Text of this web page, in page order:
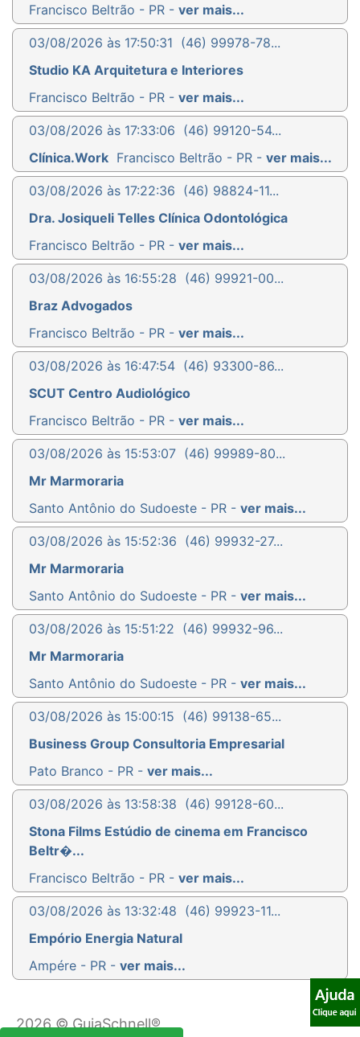
Francisco Beltrão - PR - ver mais...
03/08/2026 às 17:50:31 (46) 99978-78...
Studio KA Arquitetura e Interiores
Francisco Beltrão - PR - ver mais...
03/08/2026 às 17:33:06 (46) 99120-54...
Clínica.Work Francisco Beltrão - PR - ver mais...
03/08/2026 às 17:22:36 (46) 98824-11...
Dra. Josiqueli Telles Clínica Odontológica
Francisco Beltrão - PR - ver mais...
03/08/2026 às 16:55:28 (46) 99921-00...
Braz Advogados
Francisco Beltrão - PR - ver mais...
03/08/2026 às 16:47:54 (46) 93300-86...
SCUT Centro Audiológico
Francisco Beltrão - PR - ver mais...
03/08/2026 às 15:53:07 (46) 99989-80...
Mr Marmoraria
Santo Antônio do Sudoeste - PR - ver mais...
03/08/2026 às 15:52:36 (46) 99932-27...
Mr Marmoraria
Santo Antônio do Sudoeste - PR - ver mais...
03/08/2026 às 15:51:22 (46) 99932-96...
Mr Marmoraria
Santo Antônio do Sudoeste - PR - ver mais...
03/08/2026 às 15:00:15 (46) 99138-65...
Business Group Consultoria Empresarial
Pato Branco - PR - ver mais...
03/08/2026 às 13:58:38 (46) 99128-60...
Stona Films Estúdio de cinema em Francisco
Beltr�...
Francisco Beltrão - PR - ver mais...
03/08/2026 às 13:32:48 (46) 99923-11...
Empório Energia Natural
Ampére - PR - ver mais...
2026 © GuiaSchnell®